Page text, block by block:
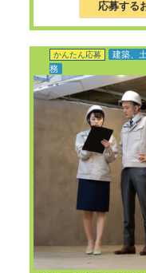
応募する
かんたん応募
建築、
務